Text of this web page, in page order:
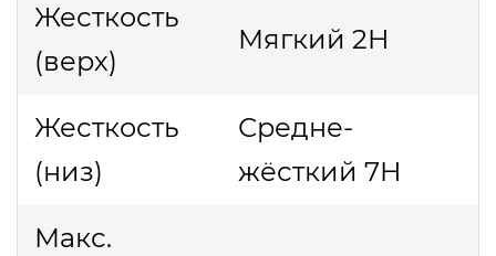
Жесткость
(верх)
Мягкий 2H
Жесткость
(низ)
Средне-
жёсткий 7H
Макс.